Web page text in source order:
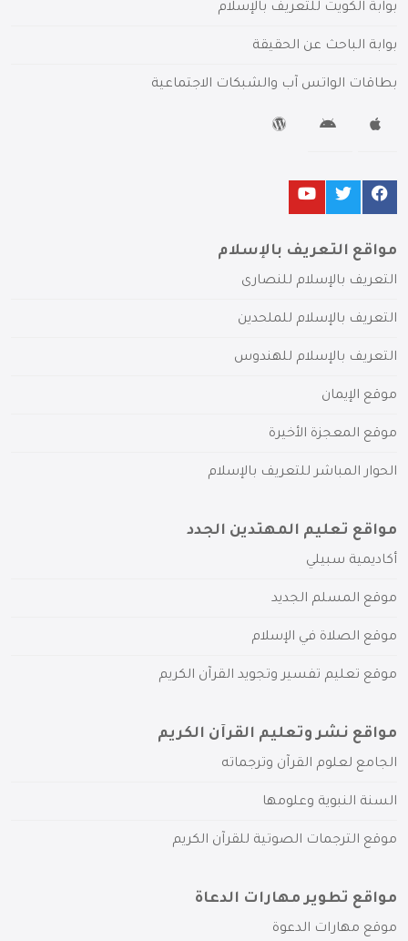
بوابة الكويت للتعريف بالإسلام
بوابة الباحث عن الحقيقة
بطاقات الواتس آب والشبكات الاجتماعية
مواقع التعريف بالإسلام
التعريف بالإسلام للنصارى
التعريف بالإسلام للملحدين
التعريف بالإسلام للهندوس
موقع الإيمان
موقع المعجزة الأخيرة
الحوار المباشر للتعريف بالإسلام
مواقع تعليم المهتدين الجدد
أكاديمية سبيلي
موقع المسلم الجديد
موقع الصلاة في الإسلام
موقع تعليم تفسير وتجويد القرآن الكريم
مواقع نشر وتعليم القرآن الكريم
الجامع لعلوم القرآن وترجماته
السنة النبوية وعلومها
موقع الترجمات الصوتية للقرآن الكريم
مواقع تطوير مهارات الدعاة
موقع مهارات الدعوة